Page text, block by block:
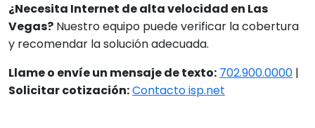
¿Necesita Internet de alta velocidad en Las
Vegas? Nuestro equipo puede verificar la cobertura
y recomendar la solución adecuada.
Llame o envíe un mensaje de texto: 702.900.0000 |
Solicitar cotización:Contacto isp.net